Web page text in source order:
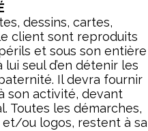
dessins, cartes,
client sont reproduits
et sous son entière
seul d’en détenir les
Il devra fournir
son activité, devant
Toutes les démarches,
et/ou logos, restent à sa